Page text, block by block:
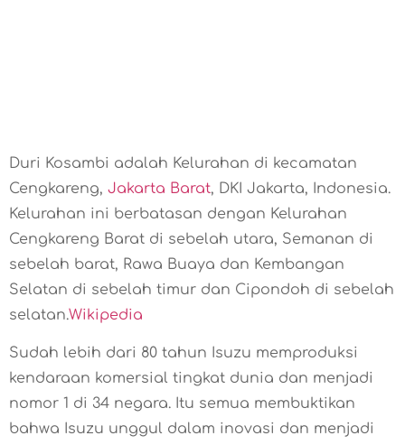
Duri Kosambi adalah Kelurahan di kecamatan
Cengkareng, Jakarta Barat, DKI Jakarta, Indonesia.
Kelurahan ini berbatasan dengan Kelurahan
Cengkareng Barat di sebelah utara, Semanan di
sebelah barat, Rawa Buaya dan Kembangan
Selatan di sebelah timur dan Cipondoh di sebelah
selatan.Wikipedia
Sudah lebih dari 80 tahun Isuzu memproduksi
kendaraan komersial tingkat dunia dan menjadi
nomor 1 di 34 negara. Itu semua membuktikan
bahwa Isuzu unggul dalam inovasi dan menjadi